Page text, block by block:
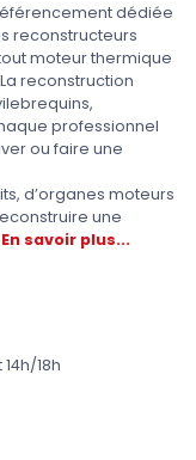
EUROCAMS
1.6 / 6.0 TDI
dédiée
reconstructeurs
moteur thermique
reconstruction
professionnel
ou faire une
d’organes moteurs
une
En savoir plus...
18h